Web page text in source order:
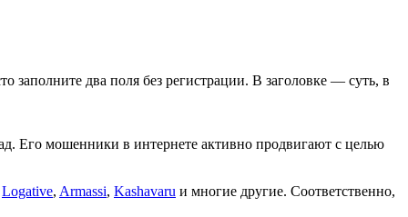
заполните два поля без регистрации. В заголовке — суть, в
Его мошенники в интернете активно продвигают с целью
Logative, Armassi, Kashavaru и многие другие. Соответственно,